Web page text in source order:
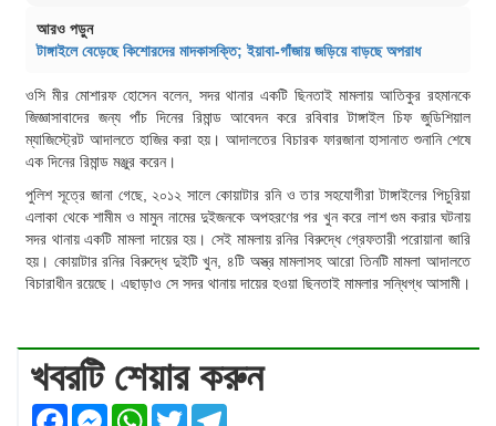
আরও পড়ুন
টাঙ্গাইলে বেড়েছে কিশোরদের মাদকাসক্তি; ইয়াবা-গাঁজায় জড়িয়ে বাড়ছে অপরাধ
ওসি মীর মোশারফ হোসেন বলেন, সদর থানার একটি ছিনতাই মামলায় আতিকুর রহমানকে
জিজ্ঞাসাবাদের জন্য পাঁচ দিনের রিমান্ড আবেদন করে রবিবার টাঙ্গাইল চিফ জুডিশিয়াল
ম্যাজিস্ট্রেট আদালতে হাজির করা হয়। আদালতের বিচারক ফারজানা হাসানাত শুনানি শেষে
এক দিনের রিমান্ড মঞ্জুর করেন।
পুলিশ সূত্রে জানা গেছে, ২০১২ সালে কোয়াটার রনি ও তার সহযোগীরা টাঙ্গাইলের পিচুরিয়া
এলাকা থেকে শামীম ও মামুন নামের দুইজনকে অপহরণের পর খুন করে লাশ গুম করার ঘটনায়
সদর থানায় একটি মামলা দায়ের হয়। সেই মামলায় রনির বিরুদ্ধে গ্রেফতারী পরোয়ানা জারি
হয়। কোয়াটার রনির বিরুদ্ধে দুইটি খুন, ৪টি অস্ত্র মামলাসহ আরো তিনটি মামলা আদালতে
বিচারাধীন রয়েছে। এছাড়াও সে সদর থানায় দায়ের হওয়া ছিনতাই মামলার সন্ধিগ্ধ আসামী।
খবরটি শেয়ার করুন
FacebookMessenger
WhatsApp
Twitter